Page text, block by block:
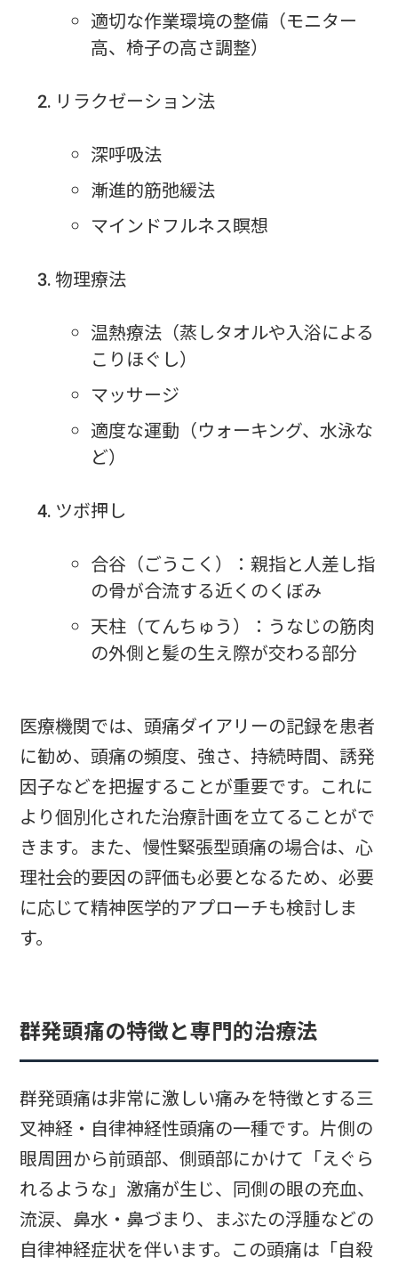
適切な作業環境の整備（モニター
高、椅子の高さ調整）
リラクゼーション法
深呼吸法
漸進的筋弛緩法
マインドフルネス瞑想
物理療法
温熱療法（蒸しタオルや入浴による
こりほぐし）
マッサージ
適度な運動（ウォーキング、水泳な
ど）
ツボ押し
合谷（ごうこく）：親指と人差し指
の骨が合流する近くのくぼみ
天柱（てんちゅう）：うなじの筋肉
の外側と髪の生え際が交わる部分
医療機関では、頭痛ダイアリーの記録を患者
に勧め、頭痛の頻度、強さ、持続時間、誘発
因子などを把握することが重要です。これに
より個別化された治療計画を立てることがで
きます。また、慢性緊張型頭痛の場合は、心
理社会的要因の評価も必要となるため、必要
に応じて精神医学的アプローチも検討しま
す。
群発頭痛の特徴と専門的治療法
群発頭痛は非常に激しい痛みを特徴とする三
叉神経・自律神経性頭痛の一種です。片側の
眼周囲から前頭部、側頭部にかけて「えぐら
れるような」激痛が生じ、同側の眼の充血、
流涙、鼻水・鼻づまり、まぶたの浮腫などの
自律神経症状を伴います。この頭痛は「自殺